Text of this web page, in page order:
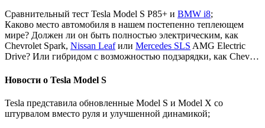
Сравнительный тест Tesla Model S P85+ и BMW i8;
Каково место автомобиля в нашем постепенно теплеющем
мире? Должен ли он быть полностью электрическим, как
Chevrolet Spark, Nissan Leafили Mercedes SLS AMG Electric
Drive? Или гибридом с возможностью подзарядки, как Chev…
Новости о Tesla Model S
Tesla представила обновленные Model S и Model X со
штурвалом вместо руля и улучшенной динамикой;